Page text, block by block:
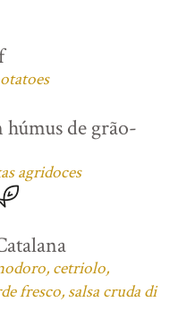
de grão-
agridoces
cetriolo,
fresco, salsa cruda di